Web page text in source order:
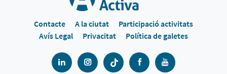
Contacte A la ciutat
Participació activitats
Avís Legal
Privacitat Política de galetes